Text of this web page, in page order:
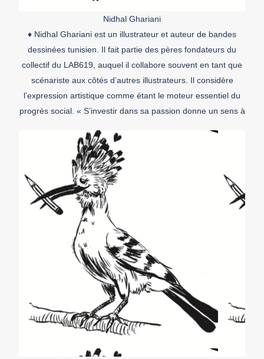
Nidhal Ghariani
♦ Nidhal Ghariani est un illustrateur et auteur de bandes
dessinées tunisien. Il fait partie des pères fondateurs du
collectif du LAB619, auquel il collabore souvent en tant que
scénariste aux côtés d’autres illustrateurs. Il considère
l’expression artistique comme étant le moteur essentiel du
progrès social. « S’investir dans sa passion donne un sens à